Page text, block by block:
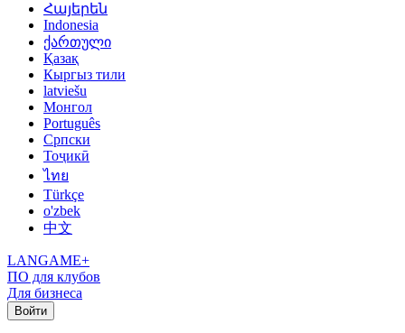
Հայերեն
Indonesia
ქართული
Қазақ
Кыргыз тили
latviešu
Монгол
Português
Српски
Тоҷикӣ
ไทย
Türkçe
o'zbek
中文
LANGAME+
ПО для клубов
Для бизнеса
Войти